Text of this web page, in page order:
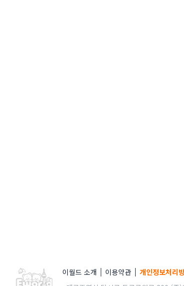
이월드 소개 이용약관 개인정보처리